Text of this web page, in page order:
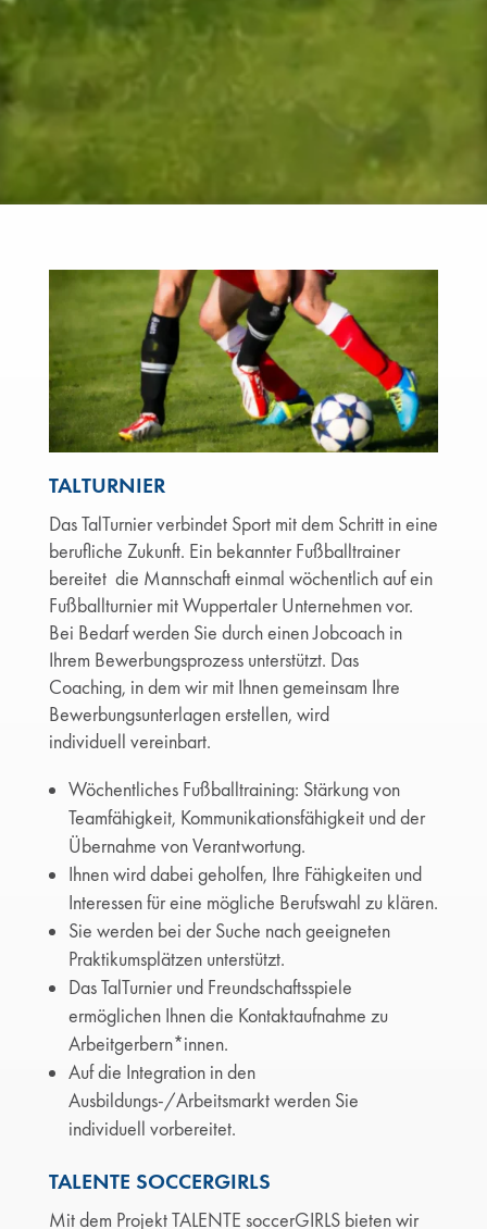
TALTURNIER
Das TalTurnier verbindet Sport mit dem Schritt in eine
berufliche Zukunft. Ein bekannter Fußballtrainer
bereitet die Mannschaft einmal wöchentlich auf ein
Fußballturnier mit Wuppertaler Unternehmen vor.
Bei Bedarf werden Sie durch einen Jobcoach in
Ihrem Bewerbungsprozess unterstützt. Das
Coaching, in dem wir mit Ihnen gemeinsam Ihre
Bewerbungsunterlagen erstellen, wird
individuell vereinbart.
Wöchentliches Fußballtraining: Stärkung von
Teamfähigkeit, Kommunikationsfähigkeit und der
Übernahme von Verantwortung.
Ihnen wird dabei geholfen, Ihre Fähigkeiten und
Interessen für eine mögliche Berufswahl zu klären.
Sie werden bei der Suche nach geeigneten
Praktikumsplätzen unterstützt.
Das TalTurnier und Freundschaftsspiele
ermöglichen Ihnen die Kontaktaufnahme zu
Arbeitgerbern*innen.
Auf die Integration in den
Ausbildungs-/Arbeitsmarkt werden Sie
individuell vorbereitet.
TALENTE SOCCERGIRLS
Mit dem Projekt TALENTE soccerGIRLS bieten wir